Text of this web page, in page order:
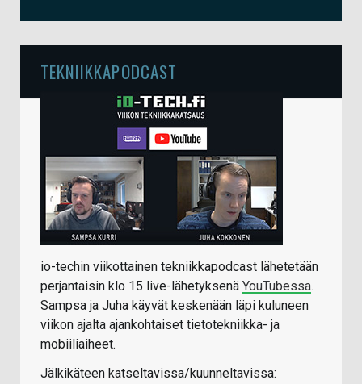
TEKNIIKKAPODCAST
io-techin viikottainen tekniikkapodcast lähetetään
perjantaisin klo 15 live-lähetyksenä YouTubessa.
Sampsa ja Juha käyvät keskenään läpi kuluneen
viikon ajalta ajankohtaiset tietotekniikka- ja
mobiiliaiheet.
Jälkikäteen katseltavissa/kuunneltavissa: